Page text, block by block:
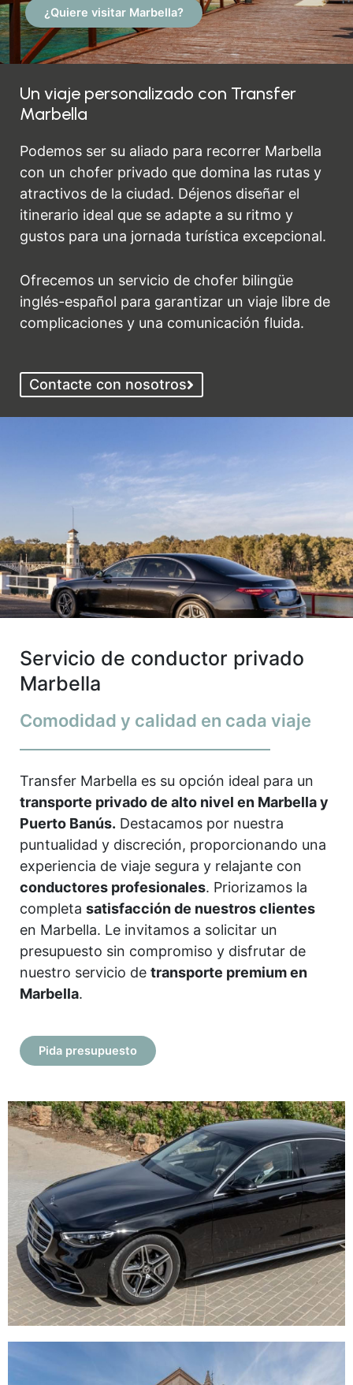
¿Quiere visitar Marbella?
Un viaje personalizado con Transfer
Marbella
Podemos ser su aliado para recorrer Marbella
con un chofer privado que domina las rutas y
atractivos de la ciudad. Déjenos diseñar el
itinerario ideal que se adapte a su ritmo y
gustos para una jornada turística excepcional.
Ofrecemos un servicio de chofer bilingüe
inglés-español para garantizar un viaje libre de
complicaciones y una comunicación fluida.
Contacte con nosotros
Servicio de conductor privado
Marbella
Comodidad y calidad en cada viaje
Transfer Marbella es su opción ideal para un
transporte privado de alto nivel en Marbella y
Puerto Banús. Destacamos por nuestra
puntualidad y discreción, proporcionando una
experiencia de viaje segura y relajante con
conductores profesionales. Priorizamos la
completa satisfacción de nuestros clientes
en Marbella. Le invitamos a solicitar un
presupuesto sin compromiso y disfrutar de
nuestro servicio de transporte premium en
Marbella.
Pida presupuesto